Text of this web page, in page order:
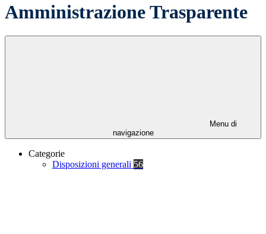
Amministrazione Trasparente
Menu di
navigazione
Categorie
Disposizioni generali 56